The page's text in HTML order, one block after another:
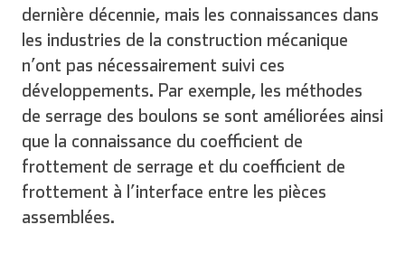
dernière décennie, mais les connaissances dans
les industries de la construction mécanique
n’ont pas nécessairement suivi ces
développements. Par exemple, les méthodes
de serrage des boulons se sont améliorées ainsi
que la connaissance du coefficient de
frottement de serrage et du coefficient de
frottement à l’interface entre les pièces
assemblées.